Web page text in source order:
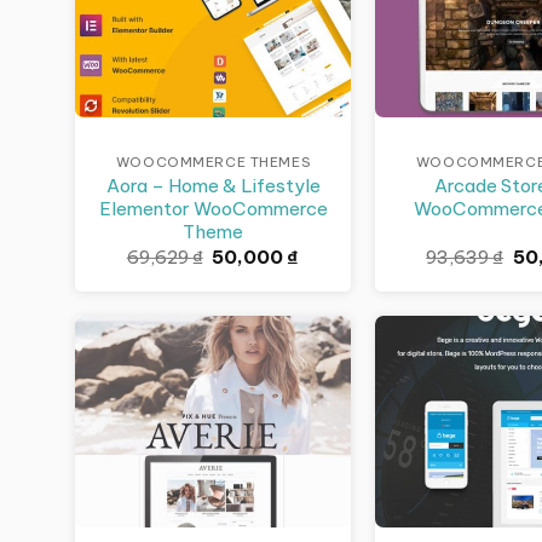
WOOCOMMERCE THEMES
Aora – Home & Lifestyle
Elementor WooCommerce
Theme
69,629₫ Giá
gốc
69,629 ₫.
50,000 ₫
50,000 ₫.
Arcade
93,639₫ Giá
gốc
Giảm giá!